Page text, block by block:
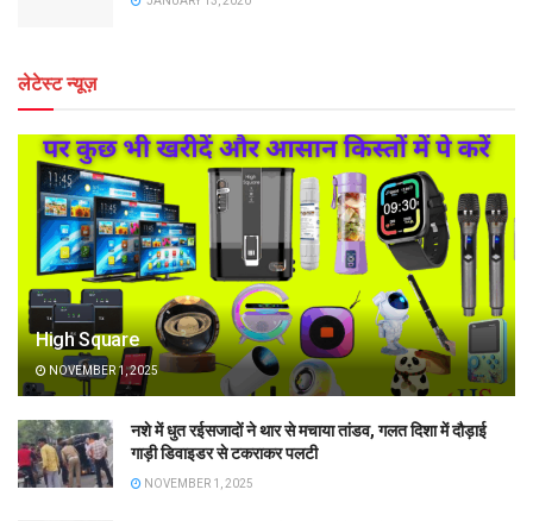
लेटेस्ट न्यूज़
High Square
NOVEMBER 1, 2025
नशे में धुत रईसजादों ने थार से मचाया तांडव, गलत दिशा में दौड़ाई
गाड़ी डिवाइडर से टकराकर पलटी
NOVEMBER 1, 2025